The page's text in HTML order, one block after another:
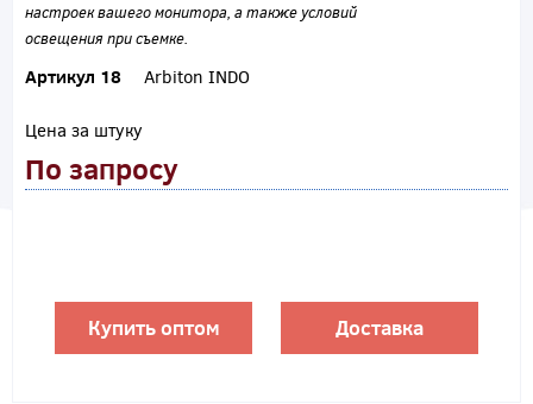
настроек вашего монитора, а также условий
освещения при съемке.
Артикул 18 Arbiton INDO
Цена за штуку
По запросу
Купить оптом Доставка